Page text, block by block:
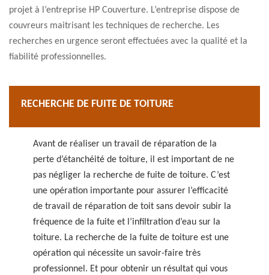
projet à l’entreprise HP Couverture. L’entreprise dispose de
couvreurs maitrisant les techniques de recherche. Les
recherches en urgence seront effectuées avec la qualité et la
fiabilité professionnelles.
RECHERCHE DE FUITE DE TOITURE
Avant de réaliser un travail de réparation de la
perte d’étanchéité de toiture, il est important de ne
pas négliger la recherche de fuite de toiture. C’est
une opération importante pour assurer l’efficacité
de travail de réparation de toit sans devoir subir la
fréquence de la fuite et l’infiltration d’eau sur la
toiture. La recherche de la fuite de toiture est une
opération qui nécessite un savoir-faire très
professionnel. Et pour obtenir un résultat qui vous